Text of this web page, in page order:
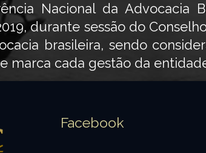
Nacional da
durante sessão do
brasileira, sendo
marca cada gestão da
Facebook